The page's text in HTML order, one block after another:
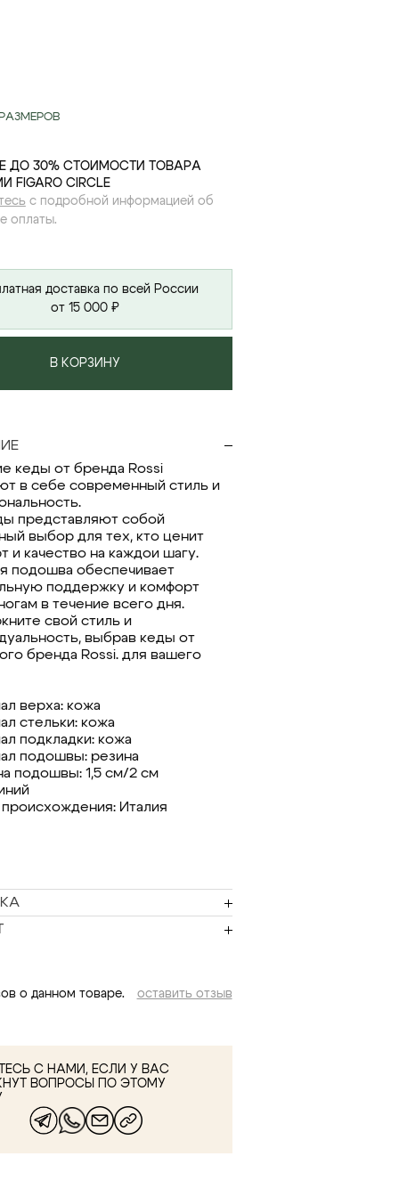
ДО 30% СТОИМОСТИ ТОВАРА
FIGARO CIRCLE
с подробной информацией об
оплаты.
доставка по всей России
от 15 000 ₽
В КОРЗИНУ
кеды от бренда Rossi
в себе современный стиль и
представляют собой
выбор для тех, кто ценит
и качество на каждои шагу.
подошва обеспечивает
поддержку и комфорт
в течение всего дня.
свой стиль и
выбрав кеды от
бренда Rossi. для вашего
верха: кожа
стельки: кожа
подкладки: кожа
подошвы: резина
подошвы: 1,5 см/2 см
Италия
о данном товаре. оставить отзыв
С НАМИ, ЕСЛИ У ВАС
ВОПРОСЫ ПО ЭТОМУ